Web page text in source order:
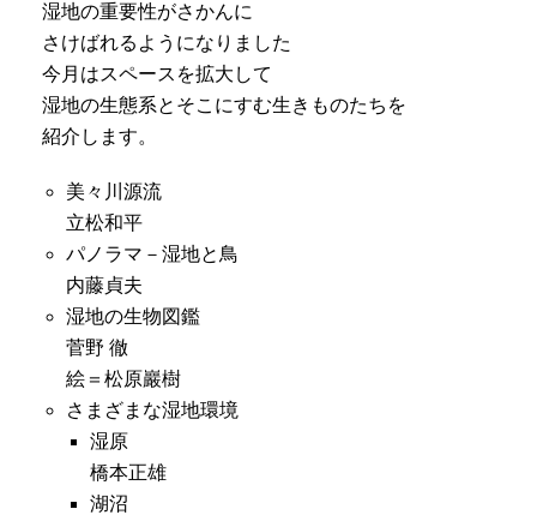
湿地の重要性がさかんに
さけばれるようになりました
今月はスペースを拡大して
湿地の生態系とそこにすむ生きものたちを
紹介します。
美々川源流
立松和平
パノラマ－湿地と鳥
内藤貞夫
湿地の生物図鑑
菅野 徹
絵＝松原巖樹
さまざまな湿地環境
湿原
橋本正雄
湖沼